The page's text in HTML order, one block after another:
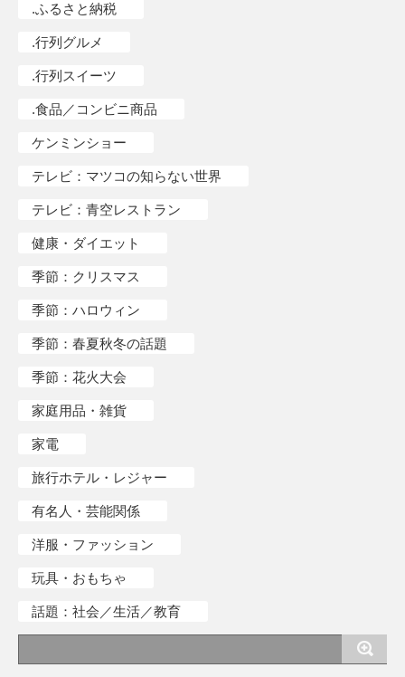
.ふるさと納税
.行列グルメ
.行列スイーツ
.食品／コンビニ商品
ケンミンショー
テレビ：マツコの知らない世界
テレビ：青空レストラン
健康・ダイエット
季節：クリスマス
季節：ハロウィン
季節：春夏秋冬の話題
季節：花火大会
家庭用品・雑貨
家電
旅行ホテル・レジャー
有名人・芸能関係
洋服・ファッション
玩具・おもちゃ
話題：社会／生活／教育